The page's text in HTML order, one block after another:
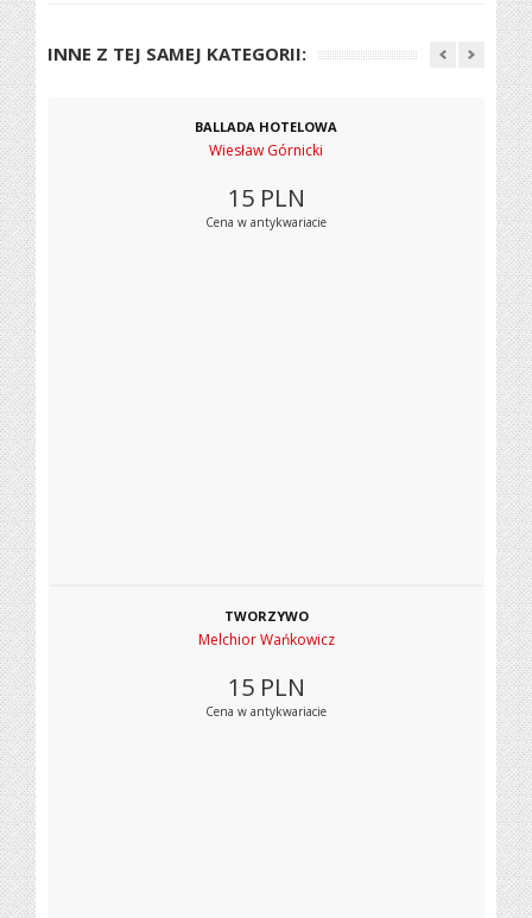
INNE Z TEJ SAMEJ KATEGORII:
BALLADA HOTELOWA
Wiesław Górnicki
15 PLN
Cena w antykwariacie
TWORZYWO
Melchior Wańkowicz
15 PLN
Cena w antykwariacie